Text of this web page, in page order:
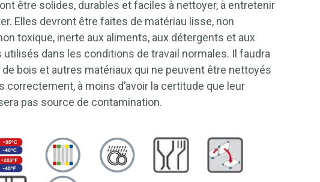
être solides, durables et faciles à nettoyer, à entretenir
Elles devront être faites de matériau lisse, non
toxique, inerte aux aliments, aux détergents et aux
dans les conditions de travail normales. Il faudra
de bois et autres matériaux qui ne peuvent être nettoyés
correctement, à moins d’avoir la certitude que leur
pas source de contamination.